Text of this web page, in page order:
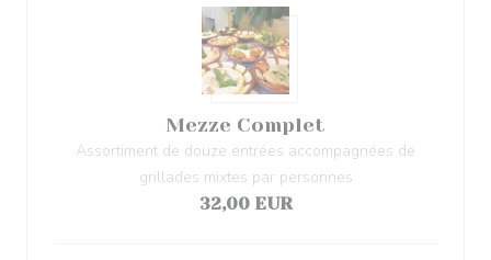
Mezze Complet
Assortiment de douze entrées accompagnées de
grillades mixtes par personnes
32,00 EUR